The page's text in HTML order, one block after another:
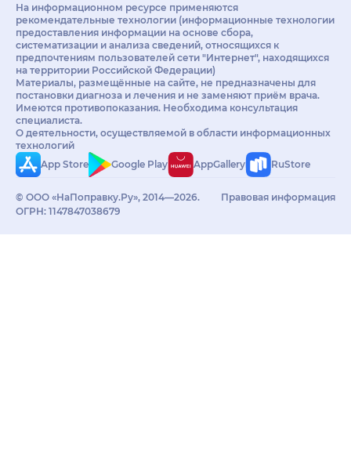
На информационном ресурсе применяются
рекомендательные технологии (информационные технологии
предоставления информации на основе сбора,
систематизации и анализа сведений, относящихся к
предпочтениям пользователей сети "Интернет", находящихся
на территории Российской Федерации)
Материалы, размещённые на сайте, не предназначены для
постановки диагноза и лечения и не заменяют приём врача.
Имеются противопоказания. Необходима консультация
специалиста.
О деятельности, осуществляемой в области информационных
технологий
App Store
Google Play AppGallery RuStore
© ООО «НаПоправку.Ру», 2014—2026.
ОГРН: 1147847038679
Правовая информация